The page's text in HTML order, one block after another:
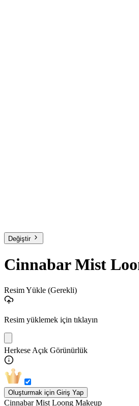
Değiştir
Cinnabar Mist
Resim Yükle (Gerekli)
Resim yüklemek için tıklayın
Herkese Açık Görünürlük
Oluşturmak için Giriş Yap
Cinnabar Mist Loong Makeup